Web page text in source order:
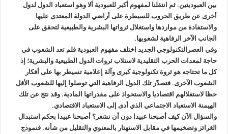
بين العبوديتين. ثم انتقلنا لمفهوم أكبر للعبودية ألا وهو استعباد الدول لدول
أخرى عن طريق الحروب للسيطرة على أراضي الدولة المعتدى عليها
والاستفادة من مواردها واستغلال ثرواتها البشرية والطبيعية لتحقق على
الجانب الآخر الرفاهية لشعوبها.
وفي العصرالتكنولوجي الجديد اختلف مفهوم العبودية فلم تعد الشعوب في
حاجة لمعدات الحرب التقليدية لاستلاب ثروات الدول الطبيعية والبشرية؛ إذ
كل ما تحتاجه هو ثروة تكنولوجية كبرى وآلة إعلامية تسيطر بها على أفكار
الشعوب الآخرى. فتصدّر تلك الدول الرفاهية التي توصلوا إليها للشعوب الأقل
حظا لاستغلالهم اقتصاديا والاستحواذ على مقدراتها المادية. وقد نتج عن تلك
الهيمنة الاستعباد الاجتماعي الذي أدى إلى الاستعباد الاقتصادي.
والسؤال الآن كيف أصبحنا عبيدا دون أن نشعر؟ أصبحنا عبيدا بحكم استبدال
الغرائز وتضخيمها في مقابل الاستهتار بالمعنوي والتقليل من شأنه. فنموذج